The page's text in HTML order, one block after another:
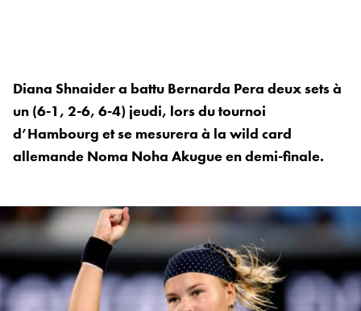
Diana Shnaider a battu Bernarda Pera deux sets à
un (6-1, 2-6, 6-4) jeudi, lors du tournoi
d’Hambourg et se mesurera à la wild card
allemande Noma Noha Akugue en demi-finale.